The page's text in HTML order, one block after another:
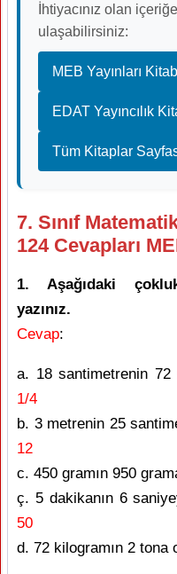
İhtiyacınız olan
ulaşabilirsiniz:
MEB Yayınları
EDAT Yayıncılık
Tüm Kitaplar
7. Sınıf
124 Cevapları
1. Aşağıdaki
yazınız.
Cevap:
a. 18 santimetrenin 72
1/4
b. 3 metrenin 25
12
c. 450 gramın 950
ç. 5 dakikanın 6
50
d. 72 kilogramın 2 tona